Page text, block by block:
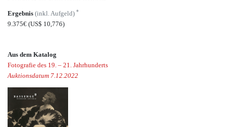
Ergebnis (inkl. Aufgeld) *
9.375€ (US$ 10,776)
Aus dem Katalog
Fotografie des 19. – 21. Jahrhunderts
Auktionsdatum 7.12.2022